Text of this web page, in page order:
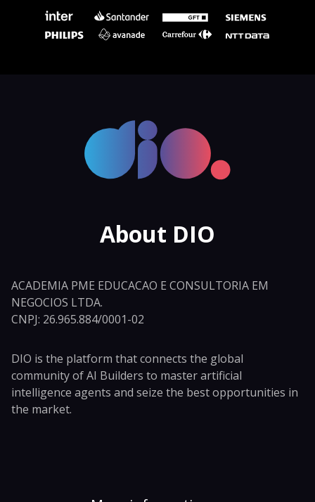
About DIO
ACADEMIA PME EDUCACAO E CONSULTORIA EM
NEGOCIOS LTDA.
CNPJ: 26.965.884/0001-02
DIO is the platform that connects the global
community of AI Builders to master artificial
intelligence agents and seize the best opportunities in
the market.